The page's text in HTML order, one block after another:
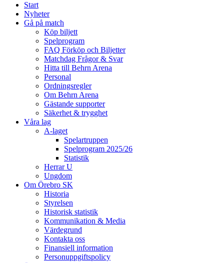
Start
Nyheter
Gå på match
Köp biljett
Spelprogram
FAQ Förköp och Biljetter
Matchdag Frågor & Svar
Hitta till Behrn Arena
Personal
Ordningsregler
Om Behrn Arena
Gästande supporter
Säkerhet & trygghet
Våra lag
A-laget
Spelartruppen
Spelprogram 2025/26
Statistik
Herrar U
Ungdom
Om Örebro SK
Historia
Styrelsen
Historisk statistik
Kommunikation & Media
Värdegrund
Kontakta oss
Finansiell information
Personuppgiftspolicy